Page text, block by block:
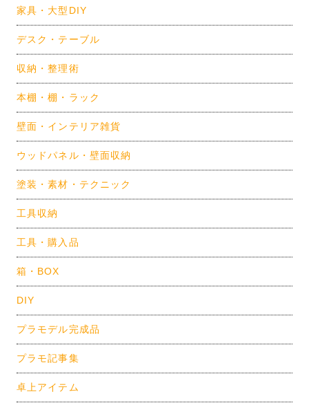
家具・大型DIY
デスク・テーブル
収納・整理術
本棚・棚・ラック
壁面・インテリア雑貨
ウッドパネル・壁面収納
塗装・素材・テクニック
工具収納
工具・購入品
箱・BOX
DIY
プラモデル完成品
プラモ記事集
卓上アイテム